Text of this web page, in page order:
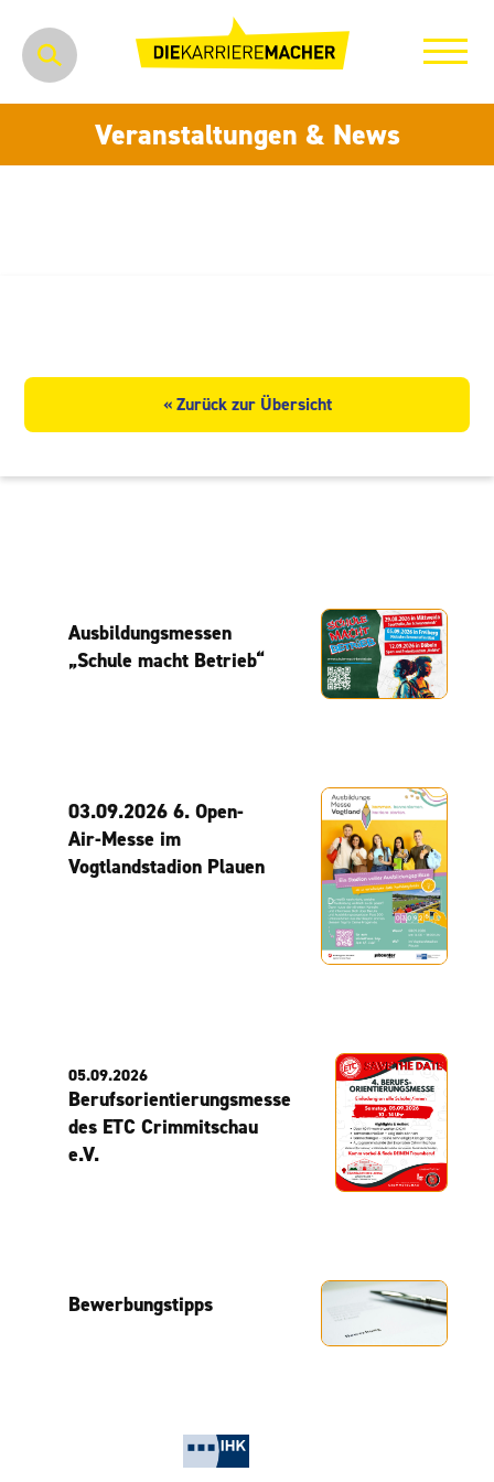
Veranstaltungen & News
« Zurück zur Übersicht
Ausbildungsmessen
„Schule macht Betrieb“
03.09.2026 6. Open-
Air-Messe im
Vogtlandstadion Plauen
05.09.2026
Berufsorientierungsmesse
des ETC Crimmitschau
e.V.
Bewerbungstipps